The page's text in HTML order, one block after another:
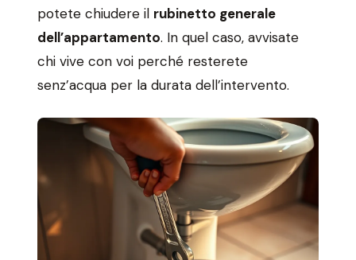
potete chiudere il rubinetto generale
dell’appartamento. In quel caso, avvisate
chi vive con voi perché resterete
senz’acqua per la durata dell’intervento.